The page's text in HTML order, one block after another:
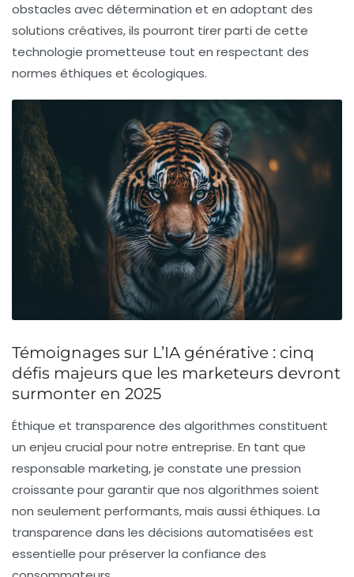
obstacles avec détermination et en adoptant des
solutions créatives, ils pourront tirer parti de cette
technologie prometteuse tout en respectant des
normes éthiques et écologiques.
Témoignages sur L’IA générative : cinq
défis majeurs que les marketeurs devront
surmonter en 2025
Éthique et transparence des algorithmes constituent
un enjeu crucial pour notre entreprise. En tant que
responsable marketing, je constate une pression
croissante pour garantir que nos algorithmes soient
non seulement performants, mais aussi éthiques. La
transparence dans les décisions automatisées est
essentielle pour préserver la confiance des